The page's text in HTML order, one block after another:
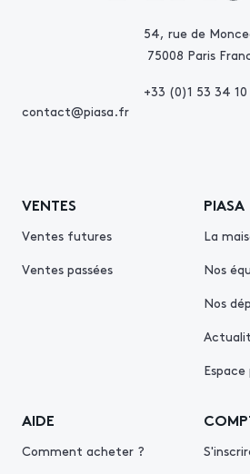
54, rue de
75008 Paris
+33 (0)1 53 34 10
contact@piasa.fr
VENTES
Ventes futures
Ventes passées
PIASA
La
Nos
Nos
AIDE
Comment acheter ?